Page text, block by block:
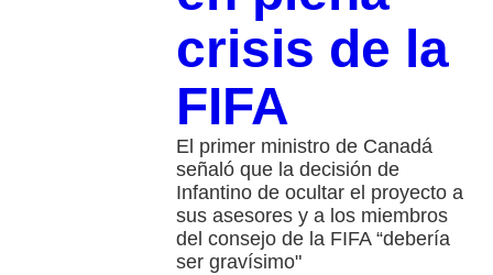
crisis de la
FIFA
El primer ministro de Canadá
señaló que la decisión de
Infantino de ocultar el proyecto a
sus asesores y a los miembros
del consejo de la FIFA “debería
ser gravísimo"